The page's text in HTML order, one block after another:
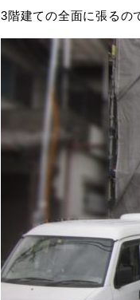
3階建ての全面に張るの